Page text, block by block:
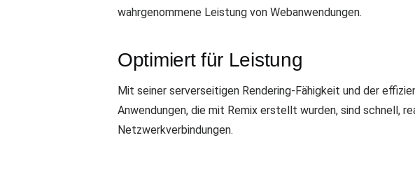
wahrgenommene Leistung von Webanwendungen.
Optimiert für Leistung
Mit seiner serverseitigen Rendering-Fähigkeit und der
Anwendungen, die mit Remix erstellt wurden, sind schnell,
Netzwerkverbindungen.